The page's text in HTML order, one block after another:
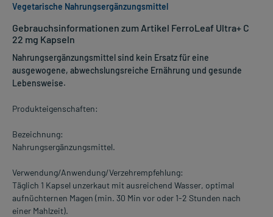
Gebrauchsinformationen zum Artikel FerroLeaf Ultra+ C
22 mg Kapseln
Nahrungsergänzungsmittel sind kein Ersatz für eine
ausgewogene, abwechslungsreiche Ernährung und gesunde
Lebensweise.
Produkteigenschaften:
Bezeichnung:
Nahrungsergänzungsmittel.
Verwendung/Anwendung/Verzehrempfehlung:
Täglich 1 Kapsel unzerkaut mit ausreichend Wasser, optimal
aufnüchternen Magen (min. 30 Min vor oder 1-2 Stunden nach
einer Mahlzeit).
Vegetarische Nahrungsergänzungsmittel